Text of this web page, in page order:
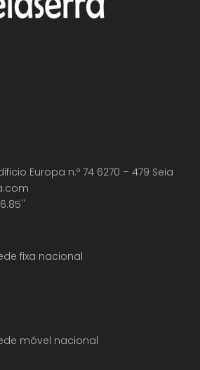
Europa n.º 74 6270 – 479 Seia
fixa nacional
móvel nacional